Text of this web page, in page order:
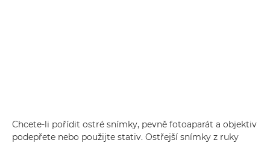
Chcete-li pořídit ostré snímky, pevně fotoaparát a objektiv
podepřete nebo použijte stativ. Ostřejší snímky z ruky